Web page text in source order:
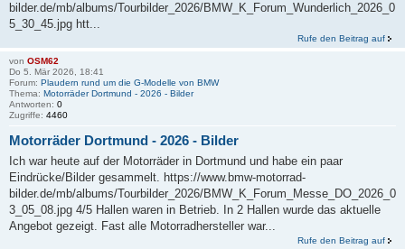
bilder.de/mb/albums/Tourbilder_2026/BMW_K_Forum_Wunderlich_2026_0
5_30_45.jpg htt...
Rufe den Beitrag auf
von OSM62
Do 5. Mär 2026, 18:41
Forum: Plaudern rund um die G-Modelle von BMW
Thema: Motorräder Dortmund - 2026 - Bilder
Antworten: 0
Zugriffe: 4460
Motorräder Dortmund - 2026 - Bilder
Ich war heute auf der Motorräder in Dortmund und habe ein paar
Eindrücke/Bilder gesammelt. https://www.bmw-motorrad-
bilder.de/mb/albums/Tourbilder_2026/BMW_K_Forum_Messe_DO_2026_0
3_05_08.jpg 4/5 Hallen waren in Betrieb. In 2 Hallen wurde das aktuelle
Angebot gezeigt. Fast alle Motorradhersteller war...
Rufe den Beitrag auf